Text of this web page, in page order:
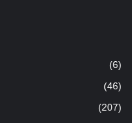
(6)
(46)
(207)